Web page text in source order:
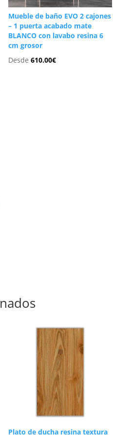
Mueble de baño EVO 2 cajones
– 1 puerta acabado mate
BLANCO con lavabo resina 6
cm grosor
Desde 610.00€
Plato de ducha resina textura